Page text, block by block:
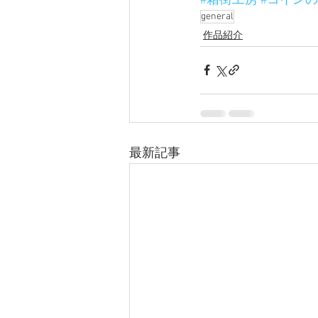
general
作品紹介
最新記事